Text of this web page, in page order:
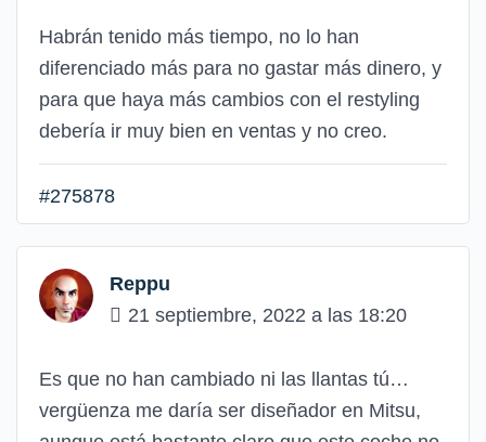
Habrán tenido más tiempo, no lo han
diferenciado más para no gastar más dinero, y
para que haya más cambios con el restyling
debería ir muy bien en ventas y no creo.
#275878
Reppu
21 septiembre, 2022 a las 18:20
Es que no han cambiado ni las llantas tú…
vergüenza me daría ser diseñador en Mitsu,